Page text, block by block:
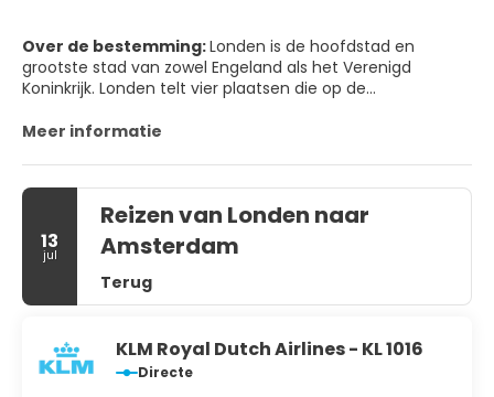
Over de bestemming:Londen is de hoofdstad en
grootste stad van zowel Engeland als het Verenigd
Koninkrijk. Londen telt vier plaatsen die op de
London, de historische nederzetting van Greenwich, de
uit het Palace of Westminster, Westminster Abbey en
Saint Margaret's Church.
Meer informatie
13
jul
Reizen van Londen naar
Amsterdam
Terug
KLM Royal Dutch Airlines - KL 1016
Directe